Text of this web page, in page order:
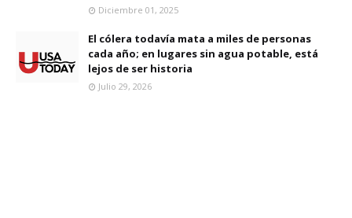
Diciembre 01, 2025
El cólera todavía mata a miles de personas
cada año; en lugares sin agua potable, está
lejos de ser historia
Julio 29, 2026